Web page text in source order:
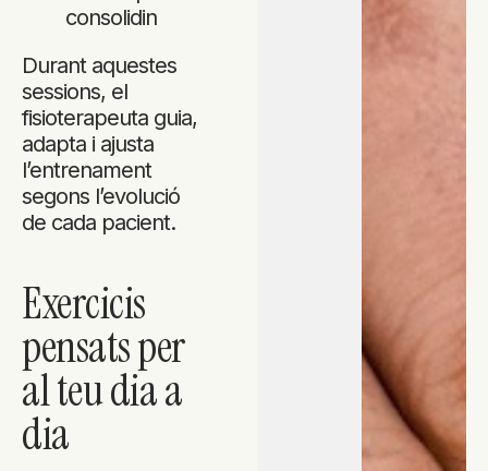
consolidin
Durant aquestes
sessions, el
fisioterapeuta guia,
adapta i ajusta
l’entrenament
segons l’evolució
de cada pacient.
Exercicis
pensats per
al teu dia a
dia